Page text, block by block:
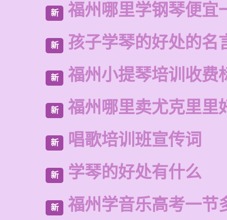
新 福州哪里学钢琴便宜
新 孩子学琴的好处的名
新 福州小提琴培训收费
新 福州哪里卖尤克里里
新 唱歌培训班宣传词
新 学琴的好处有什么
新 福州学音乐高考一节